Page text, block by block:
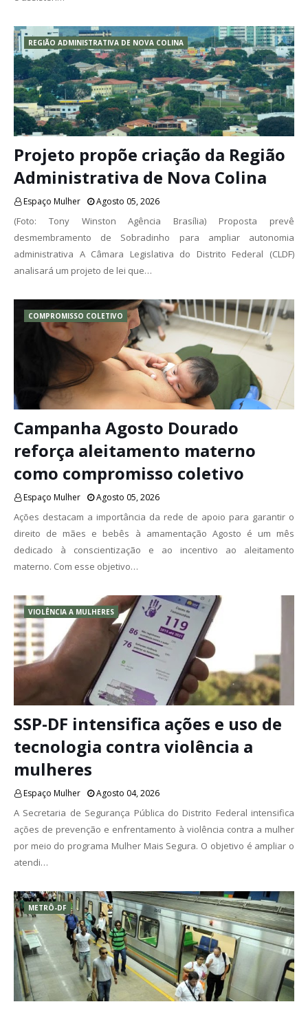
REGIÃO ADMINISTRATIVA DE NOVA COLINA
Projeto propõe criação da Região
Administrativa de Nova Colina
Espaço Mulher Agosto 05, 2026
(Foto: Tony Winston Agência Brasília) Proposta prevê
desmembramento de Sobradinho para ampliar autonomia
administrativa A Câmara Legislativa do Distrito Federal (CLDF)
analisará um projeto de lei que…
COMPROMISSO COLETIVO
Campanha Agosto Dourado
reforça aleitamento materno
como compromisso coletivo
Espaço Mulher Agosto 05, 2026
Ações destacam a importância da rede de apoio para garantir o
direito de mães e bebês à amamentação Agosto é um mês
dedicado à conscientização e ao incentivo ao aleitamento
materno. Com esse objetivo…
VIOLÊNCIA A MULHERES
SSP-DF intensifica ações e uso de
tecnologia contra violência a
mulheres
Espaço Mulher Agosto 04, 2026
A Secretaria de Segurança Pública do Distrito Federal intensifica
ações de prevenção e enfrentamento à violência contra a mulher
por meio do programa Mulher Mais Segura. O objetivo é ampliar o
atendi…
METRÔ-DF